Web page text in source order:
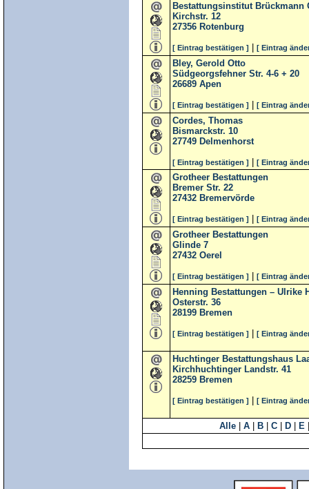
Bestattungsinstitut Brückmann
Kirchstr. 12
27356 Rotenburg
[ Eintrag bestätigen ] [ Eintrag
Bley, Gerold Otto
Südgeorgsfehner Str. 4-6 + 20
26689 Apen
[ Eintrag bestätigen ] [ Eintrag
Cordes, Thomas
Bismarckstr. 10
27749 Delmenhorst
[ Eintrag bestätigen ] [ Eintrag
Grotheer Bestattungen
Bremer Str. 22
27432 Bremervörde
[ Eintrag bestätigen ] [ Eintrag
Grotheer Bestattungen
Glinde 7
27432 Oerel
[ Eintrag bestätigen ] [ Eintrag
Henning Bestattungen – Ulrike
Osterstr. 36
28199 Bremen
[ Eintrag bestätigen ] [ Eintrag
Huchtinger Bestattungshaus
Kirchhuchtinger Landstr. 41
28259 Bremen
[ Eintrag bestätigen ] [ Eintrag
Alle A B C D E